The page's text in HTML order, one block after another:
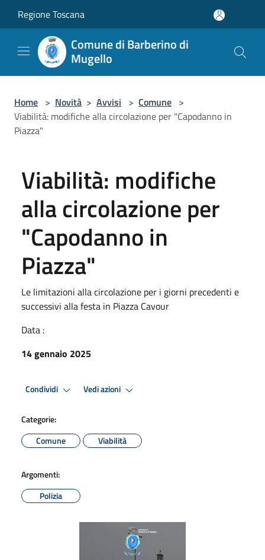
Regione Toscana
Comune di Barberino di
Mugello
Home > Novità > Avvisi > Comune >
Viabilità: modifiche alla circolazione per "Capodanno in
Piazza"
Viabilità: modifiche
alla circolazione per
"Capodanno in
Piazza"
Le limitazioni alla circolazione per i giorni precedenti e
successivi alla festa in Piazza Cavour
Data :
14 gennaio 2025
Condividi Vedi azioni
Categorie:
Comune
Viabilità
Argomenti:
Polizia